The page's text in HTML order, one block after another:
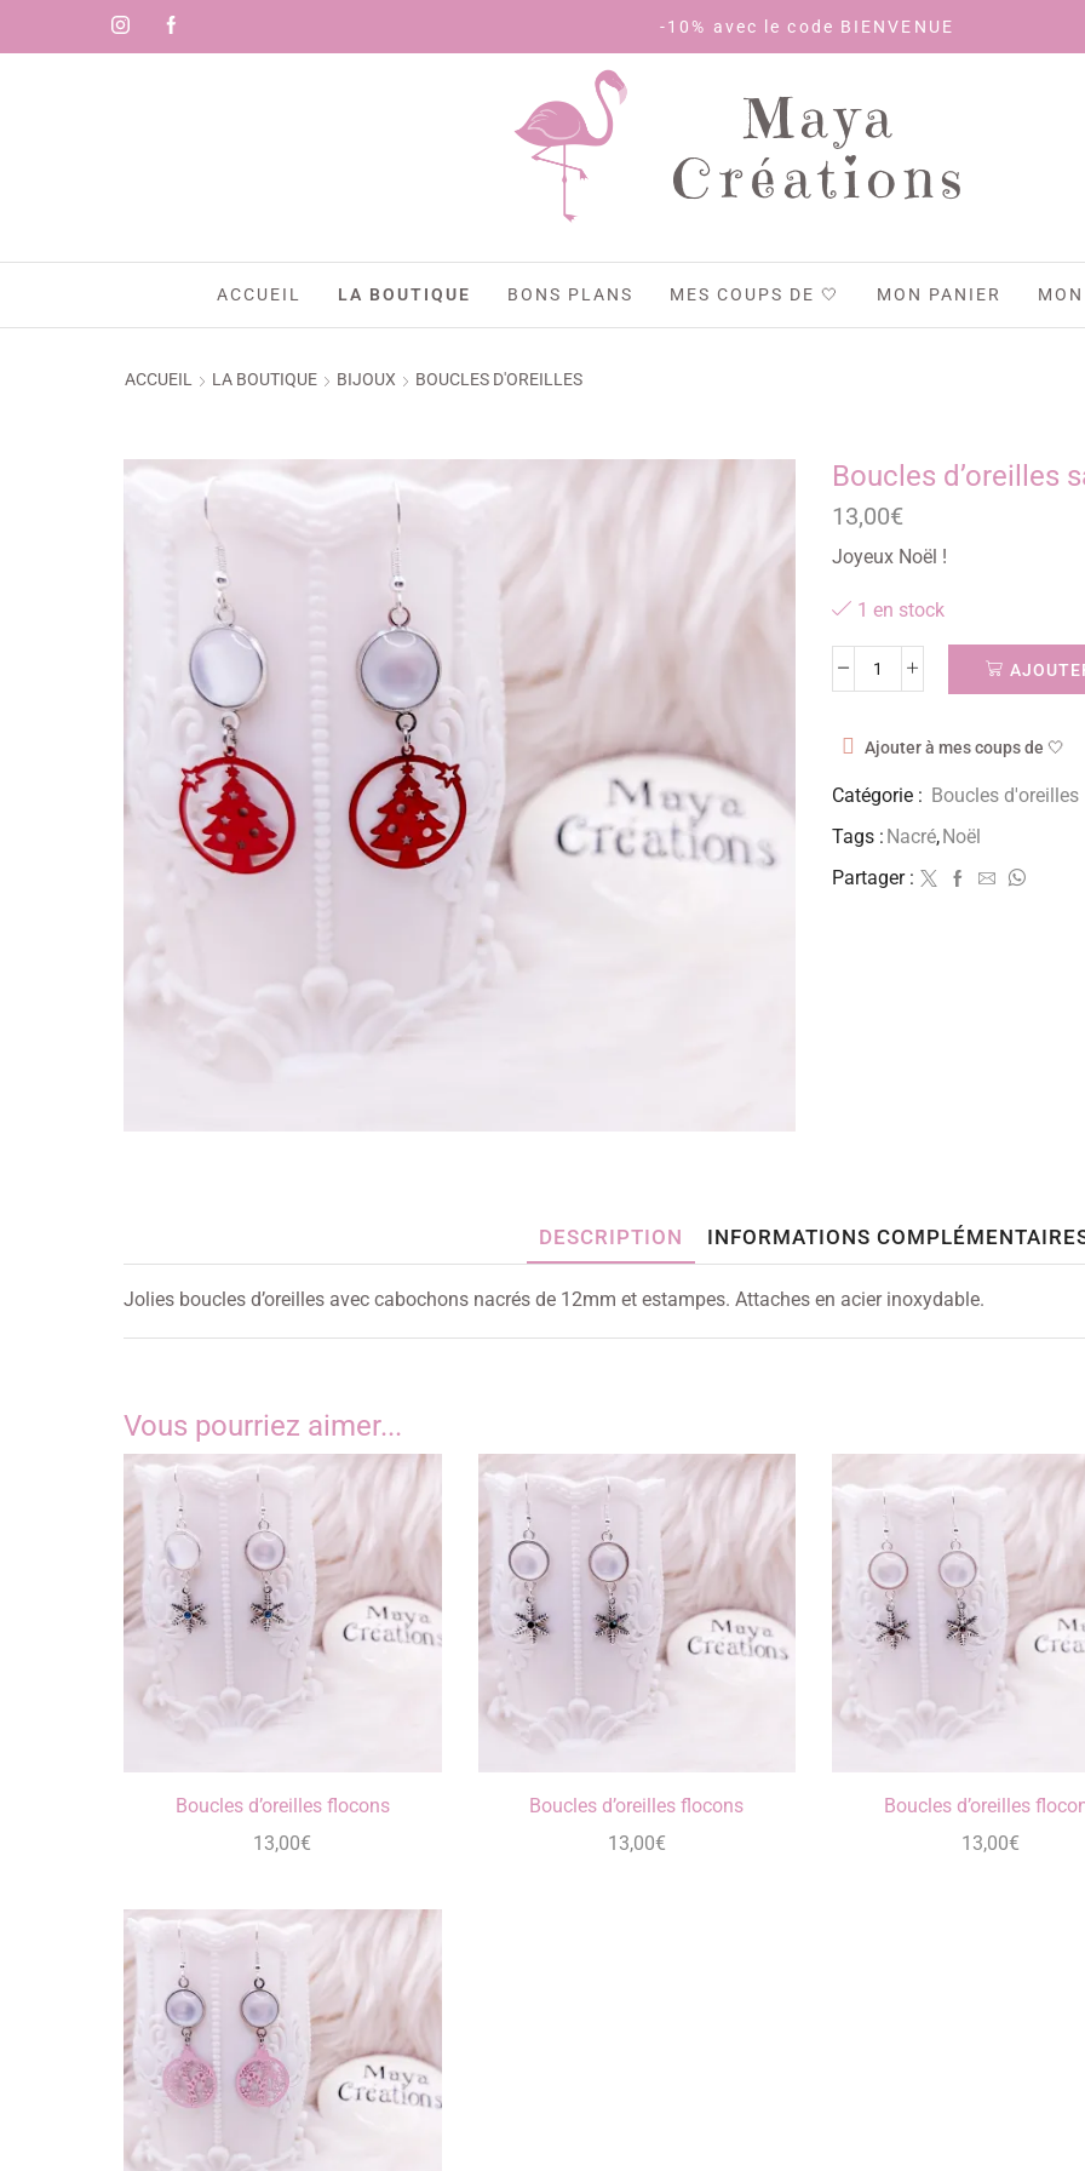
-10% avec le code BIENVENUE
Maya
Créations
ACCUEIL LA BOUTIQUE BONS PLANS MES COUPS DE 🤍 MON PANIER
ACCUEIL LA BOUTIQUE BIJOUX BOUCLES D'OREILLES
Boucles d’oreilles
13,00€
Joyeux Noël !
1 en stock
Ajouter à mes coups de 🤍
Catégorie : Boucles d'oreilles
Tags : Nacré,Noël
Partager :
DESCRIPTION INFORMATIONS
Jolies boucles d’oreilles avec cabochons nacrés de 12mm et estampes. Attaches en acier inoxydable.
Vous pourriez aimer...
Boucles d’oreilles flocons
13,00€
Boucles d’oreilles flocons
13,00€
Boucles d’oreilles
13,00€